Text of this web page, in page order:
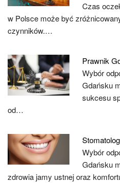
Czas
w Polsce może być
czynników.…
Prawnik
Wybór
Gdańsku
sukcesu
od…
Wybór
Gdańsku
zdrowia jamy ustnej oraz